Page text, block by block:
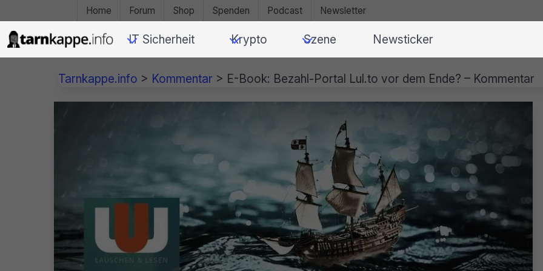
Home Forum Shop Spenden Podcast Newsletter
IT Sicherheit Krypto Szene Newsticker
Tarnkappe.info > Kommentar > E-Book: Bezahl-Portal Lul.to vor dem Ende? – Kommentar